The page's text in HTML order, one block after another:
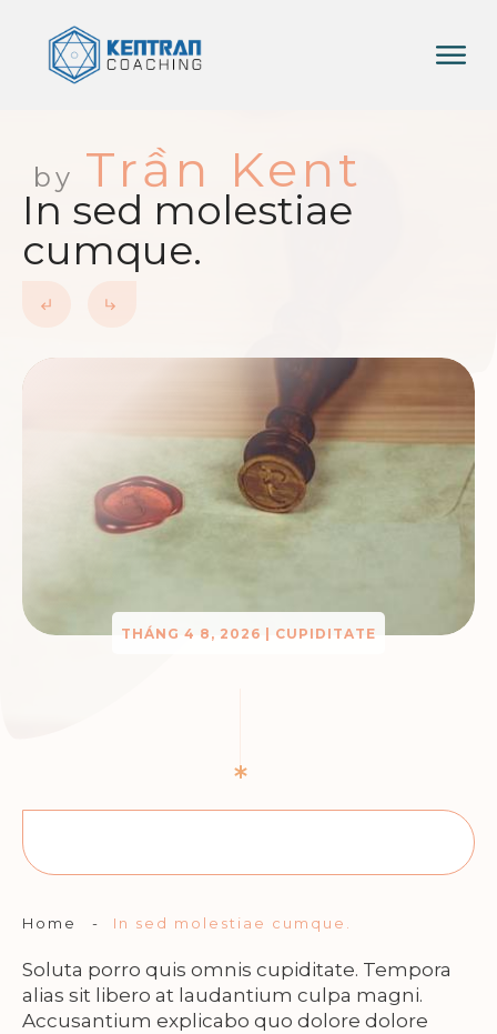
by Trần Kent
In sed molestiae
cumque.
THÁNG 4 8, 2026 CUPIDITATE
Home - In sed molestiae cumque.
Soluta porro quis omnis cupiditate. Tempora
alias sit libero at laudantium culpa magni.
Accusantium explicabo quo dolore dolore